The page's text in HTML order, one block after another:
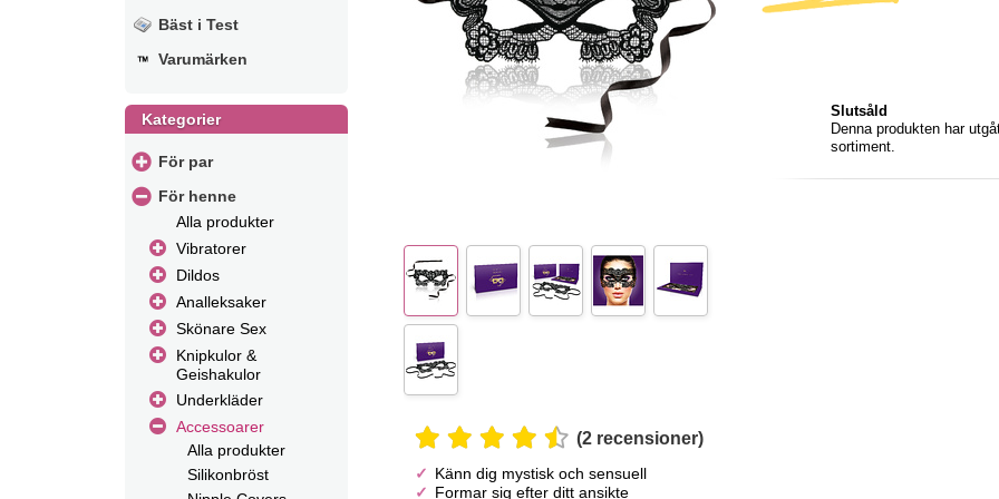
Bäst i Test
Varumärken
Kategorier
För par
För henne
Alla produkter
Vibratorer
Dildos
Analleksaker
Skönare Sex
Knipkulor &
Geishakulor
Underkläder
Accessoarer
Alla produkter
Silikonbröst
Slutsåld
Denna produkten har
sortiment.
(2 recensioner)
Känn dig mystisk och sensuell
Formar sig efter ditt ansikte